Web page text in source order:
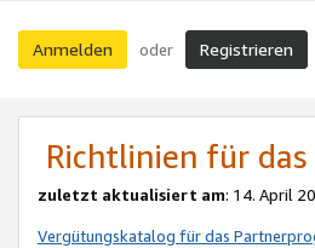
Anmelden oder Registrieren
Richtlinien für
zuletzt aktualisiert am: 14. April
Vergütungskatalog für das